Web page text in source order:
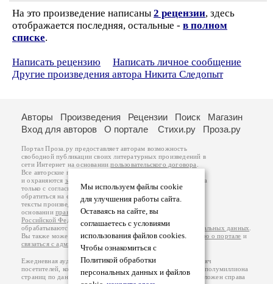
На это произведение написаны 2 рецензии, здесь
отображается последняя, остальные - в полном
списке.
Написать рецензию
Написать личное сообщение
Другие произведения автора Никита Следопыт
Мы используем файлы cookie
для улучшения работы сайта.
Оставаясь на сайте, вы
соглашаетесь с условиями
использования файлов cookies.
Чтобы ознакомиться с
Политикой обработки
персональных данных и файлов
Авторы Произведения Рецензии Поиск
Магазин
Вход для авторов
О портале Стихи.ру Проза.ру
Портал Проза.ру предоставляет авторам возможность
свободной публикации своих литературных произведений в
сети Интернет на основаниипользовательского договора
Все авторские права на произведения принадлежат авторам
и охраняются законом
. Перепечатка произведений возможна
только с согласия его автора, к которому вы можете
обратиться на его авторской странице. Ответственность за
тексты произведений авторы несут самостоятельно на
основанииправил публикацииизаконодательства
Российской Федерации
обрабатываются на основанииПолитики обработки персональных данных
Вы также можете посмотреть более подробнуюинформацию о портале и
связаться с администрацией
Ежедневная аудитория портала Проза.ру – порядка 100 тысяч
посетителей, которые в общей сумме просматривают более полумиллиона
страниц по данным счетчика посещаемости, который расположен справа